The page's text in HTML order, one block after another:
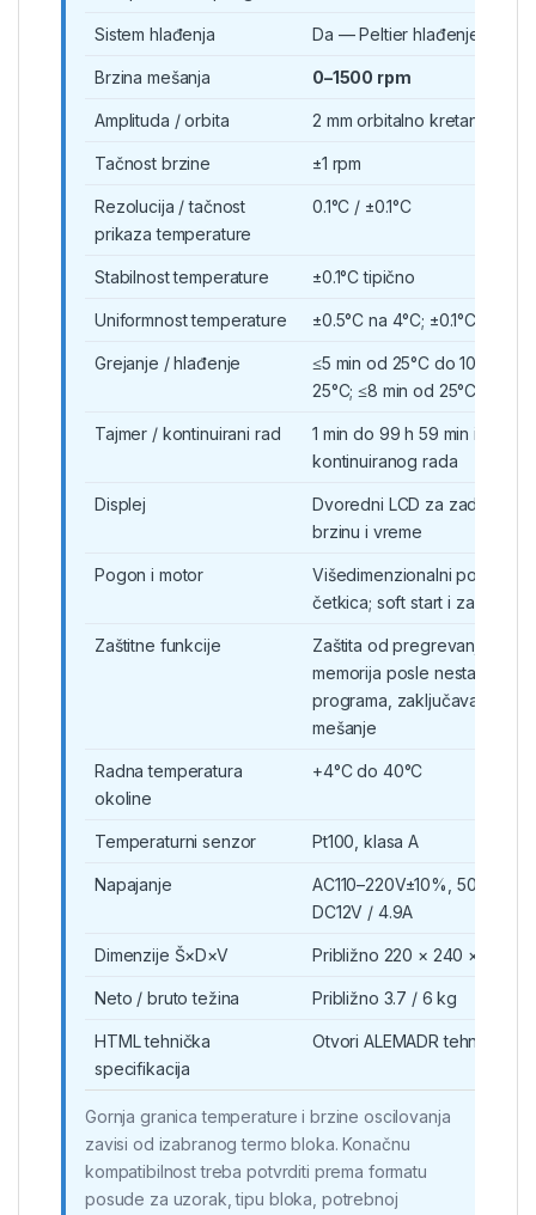
Sistem hlađenja Da — Peltier hlađenje
Brzina mešanja 0–1500 rpm
Amplituda / orbita 2 mm orbitalno kretanje
Tačnost brzine ±1 rpm
Rezolucija / tačnost
prikaza temperature
0.1°C / ±0.1°C
Stabilnost temperature ±0.1°C tipično
Uniformnost temperature ±0.5°C na 4°C; ±0.1°C na
Grejanje / hlađenje
≤5 min od 25°C do 100°C;
25°C; ≤8 min od 25°C do
Tajmer / kontinuirani rad
1 min do 99 h 59 min ili
kontinuiranog rada
Displej
Dvoredni LCD za zadatu /
brzinu i vreme
Pogon i motor
Višedimenzionalni pogon
četkica; soft start i zaštita
Zaštitne funkcije
Zaštita od pregrevanja i
memorija posle nestanka
programa, zaključavanje
mešanje
Radna temperatura
okoline
+4°C do 40°C
Temperaturni senzor Pt100, klasa A
Napajanje
AC110–220V±10%, 50/60Hz
DC12V / 4.9A
Dimenzije Š×D×V Približno 220 × 240 × 90 mm
Neto / bruto težina Približno 3.7 / 6 kg
HTML tehnička
specifikacija
Otvori ALEMADR tehničku
Gornja granica temperature i brzine oscilovanja
zavisi od izabranog termo bloka. Konačnu
kompatibilnost treba potvrditi prema formatu
posude za uzorak, tipu bloka, potrebnoj